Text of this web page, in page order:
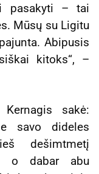
pasakyti – tai
Mūsų su Ligitu
Abipusis
kitoks“, –
sakė:
savo dideles
dešimtmetį
o dabar abu